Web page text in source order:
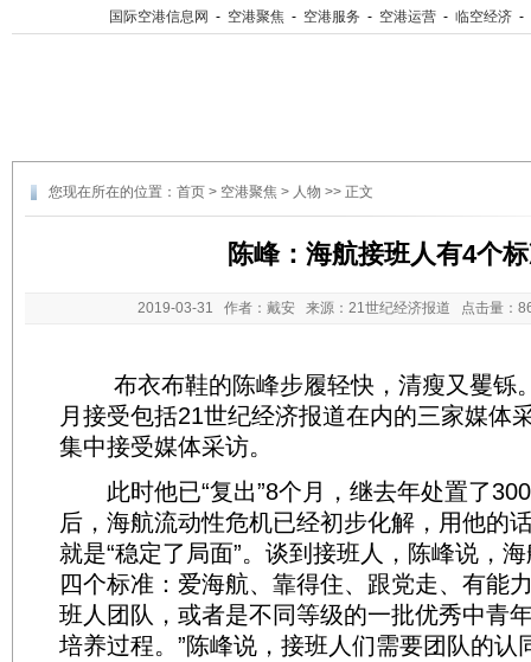
国际空港信息网 - 空港聚焦 - 空港服务 - 空港运营 - 临空经济 -
您现在所在的位置： 首页 > 空港聚焦 > 人物 >> 正文
陈峰：海航接班人有4个
2019-03-31 作者：戴安 来源：21世纪经济报道 点击量：
布衣布鞋的陈峰步履轻快，清瘦又矍铄
月接受包括21世纪经济报道在内的三家媒体
集中接受媒体采访。
此时他已“复出”8个月，继去年处置了
后，海航流动性危机已经初步化解，用他的
就是“稳定了局面”。谈到接班人，陈峰说，
四个标准：爱海航、靠得住、跟党走、有能
班人团队，或者是不同等级的一批优秀中青
培养过程。”陈峰说，接班人们需要团队的认